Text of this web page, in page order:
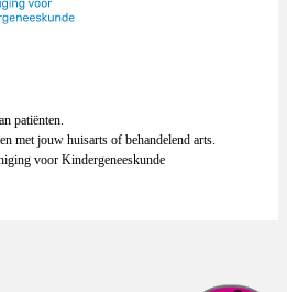
patiënten.
met jouw huisarts of behandelend arts.
voor Kindergeneeskunde